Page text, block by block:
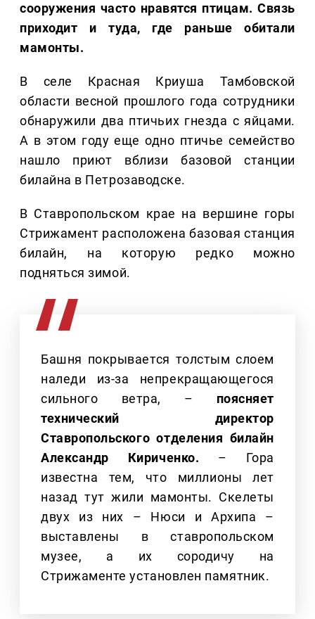
сооружения часто нравятся птицам. Связь
приходит и туда, где раньше обитали
мамонты.
В селе Красная Криуша Тамбовской
области весной прошлого года сотрудники
обнаружили два птичьих гнезда с яйцами.
А в этом году еще одно птичье семейство
нашло приют вблизи базовой станции
билайна в Петрозаводске.
В Ставропольском крае на вершине горы
Стрижамент расположена базовая станция
билайн, на которую редко можно
подняться зимой.
Башня покрывается толстым слоем
наледи из-за непрекращающегося
сильного ветра, – поясняет
технический директор
Ставропольского отделения билайн
Александр Кириченко. – Гора
известна тем, что миллионы лет
назад тут жили мамонты. Скелеты
двух из них – Нюси и Архипа –
выставлены в ставропольском
музее, а их сородичу на
Стрижаменте установлен памятник.